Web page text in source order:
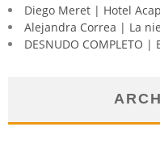
Diego Meret | Hotel
Alejandra Correa | La
DESNUDO COMPLETO